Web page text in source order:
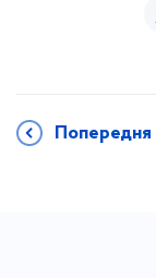
Попередня